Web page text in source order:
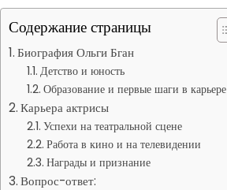
Содержание страницы
Биография Ольги Бган
Детство и юность
Образование и первые шаги в карьере
Карьера актрисы
Успехи на театральной сцене
Работа в кино и на телевидении
Награды и признание
Вопрос-ответ: